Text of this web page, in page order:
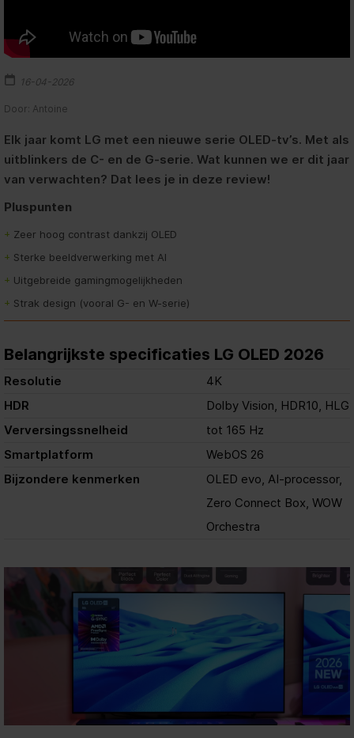
16-04-2026
Door: Antoine
Elk jaar komt LG met een nieuwe serie OLED-tv’s. Met als
uitblinkers de C- en de G-serie. Wat kunnen we er dit jaar
van verwachten? Dat lees je in deze review!
Pluspunten
+ Zeer hoog contrast dankzij OLED
+ Sterke beeldverwerking met AI
+ Uitgebreide gamingmogelijkheden
+ Strak design (vooral G- en W-serie)
Belangrijkste specificaties LG OLED 2026
Resolutie
4K
HDR
Dolby Vision, HDR10, HLG
Verversingssnelheid
tot 165 Hz
Smartplatform
WebOS 26
Bijzondere kenmerken
OLED evo, AI-processor,
Zero Connect Box, WOW
Orchestra